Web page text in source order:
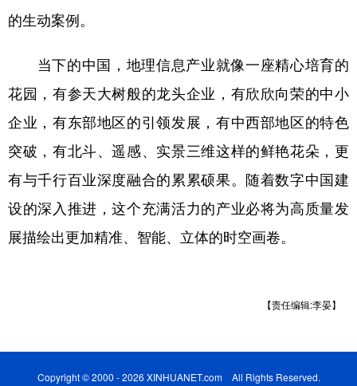
的生动案例。
当下的中国，地理信息产业就像一座精心培育的
花园，有参天大树般的龙头企业，有欣欣向荣的中小
企业，有东部地区的引领发展，有中西部地区的特色
突破，有北斗、遥感、实景三维这样的鲜艳花朵，更
有与千行百业深度融合的累累硕果。随着数字中国建
设的深入推进，这个充满活力的产业必将为高质量发
展描绘出更加精准、智能、立体的时空画卷。
【责任编辑:李晏】
Copyright © 2000 - 2026 XINHUANET.com All Rights Reserved.